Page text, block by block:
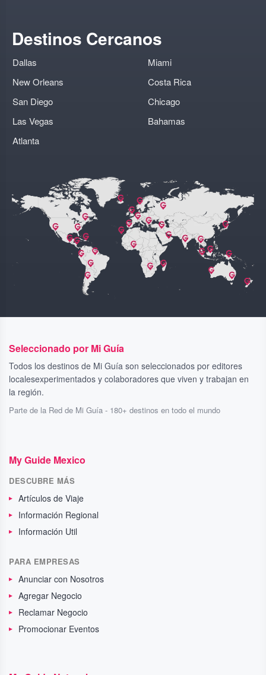
Destinos Cercanos
Dallas
New Orleans
San Diego
Las Vegas
Atlanta
Miami
Costa Rica
Chicago
Bahamas
Seleccionado por Mi Guía
Todos los destinos de Mi Guía son seleccionados por editores
localesexperimentados y colaboradores que viven y trabajan en
la región.
Parte de la Red de Mi Guía - 180+ destinos en todo el mundo
My Guide Mexico
DESCUBRE MÁS
Artículos de Viaje
Información Regional
Información Util
PARA EMPRESAS
Anunciar con Nosotros
Agregar Negocio
Reclamar Negocio
Promocionar Eventos